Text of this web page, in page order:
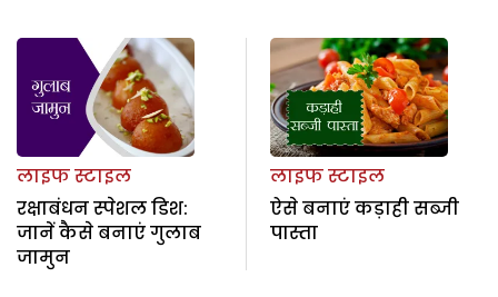
लाइफ स्टाइल
रक्षाबंधन स्पेशल डिश:
जानें कैसे बनाएं गुलाब
जामुन
लाइफ स्टाइल
ऐसे बनाएं कड़ाही सब्जी
पास्ता